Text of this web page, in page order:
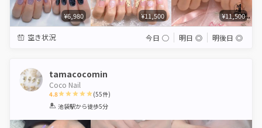
¥6,980 ¥11,500 ¥11,500
空き状況 今日 ◯ 明日 ◎ 明後日 ◎
tamacocomin
Coco Nail
4.8
1 2 3 4 5
(55件)
池袋駅から徒歩5分